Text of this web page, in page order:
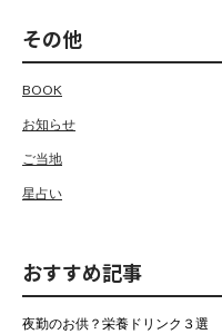
その他
BOOK
お知らせ
ご当地
星占い
おすすめ記事
夜勤のお供？栄養ドリンク３選